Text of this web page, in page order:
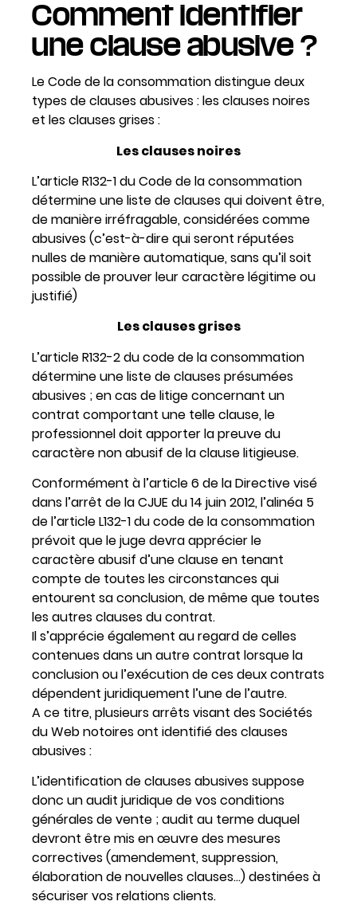
Comment identifier
une clause abusive ?
Le Code de la consommation distingue deux
types de clauses abusives : les clauses noires
et les clauses grises :
Les clauses noires
L’article R132-1 du Code de la consommation
détermine une liste de clauses qui doivent être,
de manière irréfragable, considérées comme
abusives (c’est-à-dire qui seront réputées
nulles de manière automatique, sans qu’il soit
possible de prouver leur caractère légitime ou
justifié)
Les clauses grises
L’article R132-2 du code de la consommation
détermine une liste de clauses présumées
abusives ; en cas de litige concernant un
contrat comportant une telle clause, le
professionnel doit apporter la preuve du
caractère non abusif de la clause litigieuse.
Conformément à l’article 6 de la Directive visé
dans l’arrêt de la CJUE du 14 juin 2012, l’alinéa 5
de l’article L132-1 du code de la consommation
prévoit que le juge devra apprécier le
caractère abusif d’une clause en tenant
compte de toutes les circonstances qui
entourent sa conclusion, de même que toutes
les autres clauses du contrat.
Il s’apprécie également au regard de celles
contenues dans un autre contrat lorsque la
conclusion ou l’exécution de ces deux contrats
dépendent juridiquement l’une de l’autre.
A ce titre, plusieurs arrêts visant des Sociétés
du Web notoires ont identifié des clauses
abusives :
L’identification de clauses abusives suppose
donc un audit juridique de vos conditions
générales de vente ; audit au terme duquel
devront être mis en œuvre des mesures
correctives (amendement, suppression,
élaboration de nouvelles clauses…) destinées à
sécuriser vos relations clients.